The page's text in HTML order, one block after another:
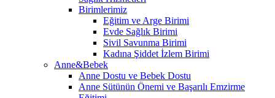
Birimlerimiz
Eğitim ve Arge Birimi
Evde Sağlık Birimi
Sivil Savunma Birimi
Kadına Şiddet İzlem Birimi
Anne&Bebek
Anne Dostu ve Bebek Dostu
Anne Sütünün Önemi ve Başarılı Emzirme